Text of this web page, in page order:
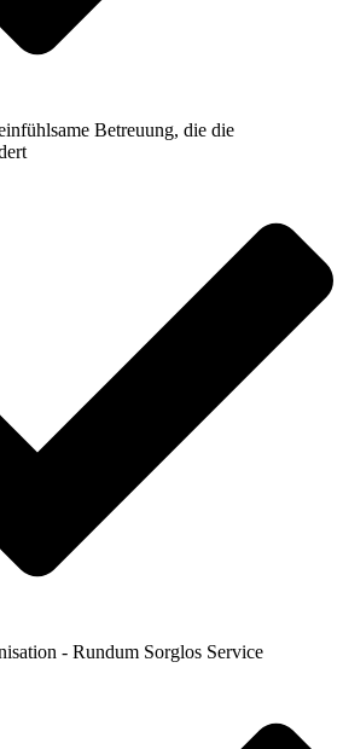
Betreuung, die die
- Rundum Sorglos Service